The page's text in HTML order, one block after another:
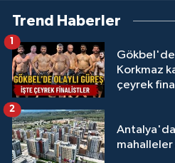
Trend Haberler
Gökbel'de
Korkmaz
çeyrek
Antalya'da
mahalleler
2